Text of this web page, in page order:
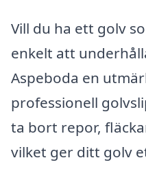
Vill du ha ett golv
enkelt att
Aspeboda en
professionell
ta bort repor,
vilket ger ditt golv